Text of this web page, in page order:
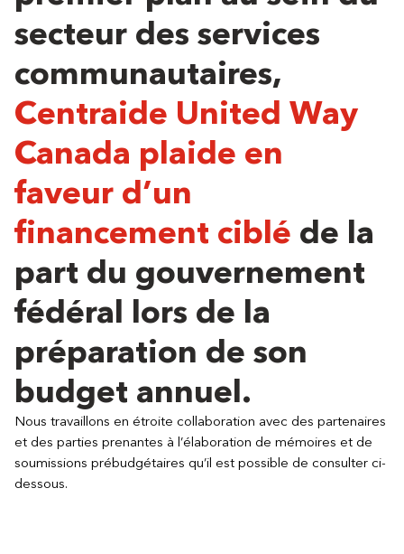
secteur des services
communautaires,
Centraide United Way
Canada plaide en
faveur d’un
financement ciblé de la
part du gouvernement
fédéral lors de la
préparation de son
budget annuel.
Nous travaillons en étroite collaboration avec des partenaires
et des parties prenantes à l’élaboration de mémoires et de
soumissions prébudgétaires qu’il est possible de consulter ci-
dessous.